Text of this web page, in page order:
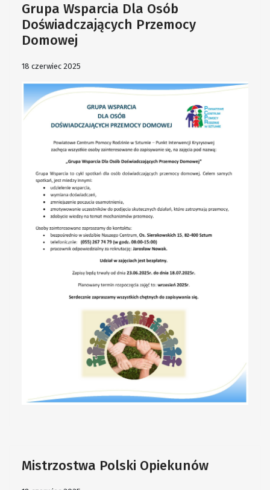
Grupa Wsparcia Dla Osób
Doświadczających Przemocy
Domowej
18 czerwiec 2025
Mistrzostwa Polski Opiekunów